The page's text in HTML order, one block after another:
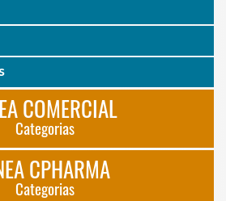
COMERCIAL
Categorias
CPHARMA
Categorias